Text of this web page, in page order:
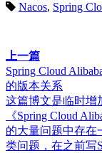
Nacos, Spring
上一篇
Spring Cloud
的版本关系
这篇博文是临时增
《Spring Cloud
的大量问题中存在
类问题，在之前写